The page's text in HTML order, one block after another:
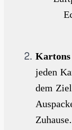
jeden
dem
Zuhause.